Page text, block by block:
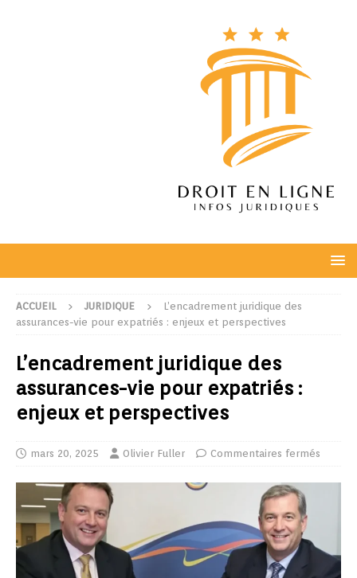
ACCUEIL JURIDIQUE
L’encadrement juridique des
assurances-vie pour expatriés : enjeux et perspectives
L’encadrement juridique des
assurances-vie pour expatriés :
enjeux et perspectives
mars 20, 2025 Olivier Fuller Commentaires fermés